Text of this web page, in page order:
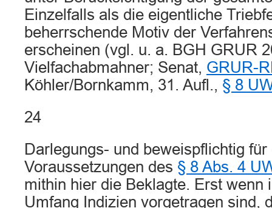
Einzelfalls als die eigentliche
beherrschende Motiv der
erscheinen (vgl. u. a. BGH GRUR
Vielfachabmahner; Senat, GRUR-
Köhler/Bornkamm, 31. Aufl., § 8
24
Darlegungs- und beweispflichtig für
Voraussetzungen des § 8 Abs. 4
mithin hier die Beklagte. Erst wenn
Umfang Indizien vorgetragen sind,